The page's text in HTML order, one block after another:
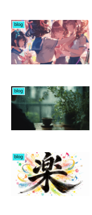
blog
blog
blog